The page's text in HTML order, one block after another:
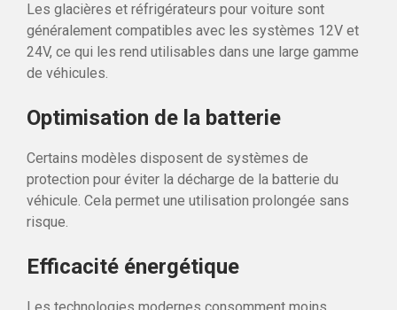
Les glacières et réfrigérateurs pour voiture sont
généralement compatibles avec les systèmes 12V et
24V, ce qui les rend utilisables dans une large gamme
de véhicules.
Optimisation de la batterie
Certains modèles disposent de systèmes de
protection pour éviter la décharge de la batterie du
véhicule. Cela permet une utilisation prolongée sans
risque.
Efficacité énergétique